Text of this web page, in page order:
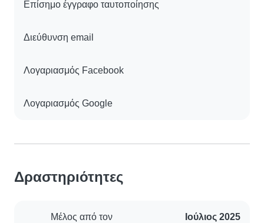
Επίσημο έγγραφο ταυτοποίησης
Διεύθυνση email
Λογαριασμός Facebook
Λογαριασμός Google
Δραστηριότητες
Μέλος από τον Ιούλιος 2025